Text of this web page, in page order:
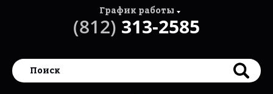
График работы
(812) 313-2585